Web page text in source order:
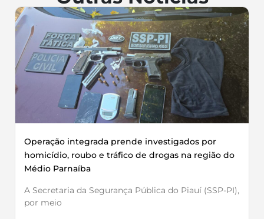
Operação integrada prende investigados por
homicídio, roubo e tráfico de drogas na região do
Médio Parnaíba
A Secretaria da Segurança Pública do Piauí (SSP-PI),
por meio